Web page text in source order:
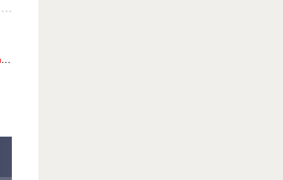
Digital (web-дизайн, интернет-реклама и продвижение, интернет-сообщества и блоги, интернет-коммуникации, мобильный маркетинг, реклама на цифровых экранах)